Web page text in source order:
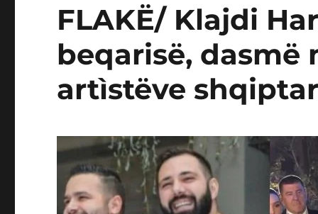
FLAKË/ Klajdi
beqarisë, dasmë
artìstëve